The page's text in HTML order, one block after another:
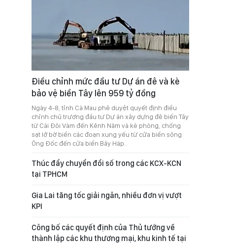
Điều chỉnh mức đầu tư Dự án đê và kè
bảo vệ biển Tây lên 959 tỷ đồng
Ngày 4-8, tỉnh Cà Mau phê duyệt quyết định điều
chỉnh chủ trương đầu tư Dự án xây dựng đê biển Tây
từ Cái Đôi Vàm đến Kênh Năm và kè phòng, chống
sạt lở bờ biển các đoạn xung yếu từ cửa biển sông
Ông Đốc đến cửa biển Bảy Háp.
Thúc đẩy chuyển đổi số trong các KCX-KCN
tại TPHCM
Gia Lai tăng tốc giải ngân, nhiều đơn vị vượt
KPI
Công bố các quyết định của Thủ tướng về
thành lập các khu thương mại, khu kinh tế tại